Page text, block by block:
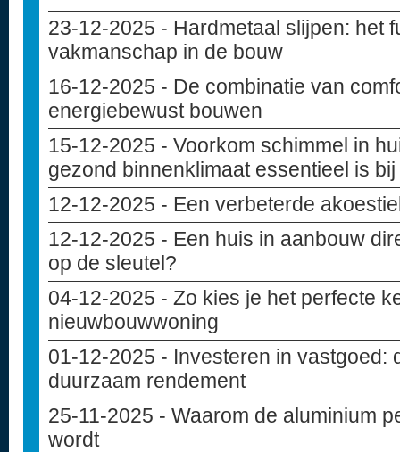
23-12-2025 - Hardmetaal slijpen: het
vakmanschap in de bouw
16-12-2025 - De combinatie van
energiebewust bouwen
15-12-2025 - Voorkom schimmel in
gezond binnenklimaat essentieel is
12-12-2025 - Een verbeterde
12-12-2025 - Een huis in aanbouw
op de sleutel?
04-12-2025 - Zo kies je het perfecte
nieuwbouwwoning
01-12-2025 - Investeren in vastgoed:
duurzaam rendement
25-11-2025 - Waarom de aluminium
wordt